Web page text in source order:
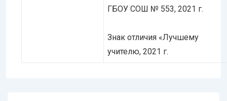
ГБОУ СОШ № 553, 2021 г.
Знак отличия «Лучшему
учителю, 2021 г.